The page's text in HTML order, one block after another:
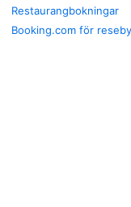
Restaurangbokningar
Booking.com för